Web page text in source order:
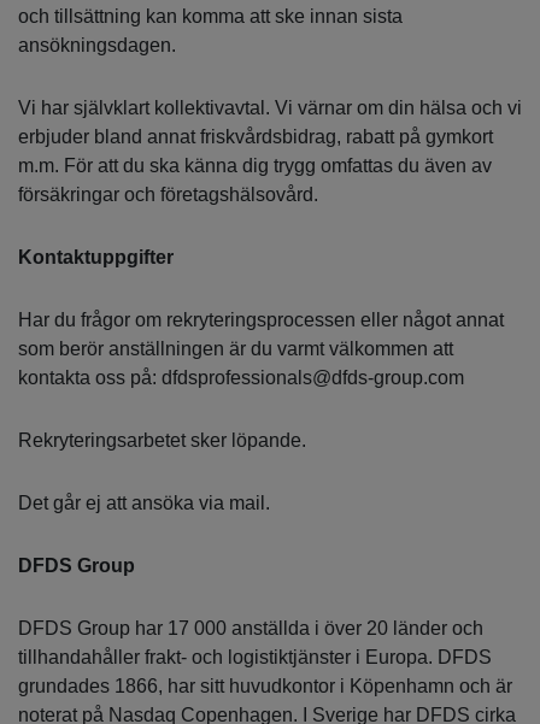
och tillsättning kan komma att ske innan sista
ansökningsdagen.
Vi har självklart kollektivavtal. Vi värnar om din hälsa och vi
erbjuder bland annat friskvårdsbidrag, rabatt på gymkort
m.m. För att du ska känna dig trygg omfattas du även av
försäkringar och företagshälsovård.
Kontaktuppgifter
Har du frågor om rekryteringsprocessen eller något annat
som berör anställningen är du varmt välkommen att
kontakta oss på: dfdsprofessionals@dfds-group.com
Rekryteringsarbetet sker löpande.
Det går ej att ansöka via mail.
DFDS Group
DFDS Group har 17 000 anställda i över 20 länder och
tillhandahåller frakt- och logistiktjänster i Europa. DFDS
grundades 1866, har sitt huvudkontor i Köpenhamn och är
noterat på Nasdaq Copenhagen. I Sverige har DFDS cirka